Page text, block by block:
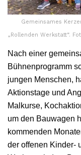
Gemeinsames
„Rollenden Werkstatt“.
Nach einer
Bühnenprogramm
jungen Menschen,
Aktionstage und
Malkurse,
um den Bauwagen
kommenden
der offenen Kinder-